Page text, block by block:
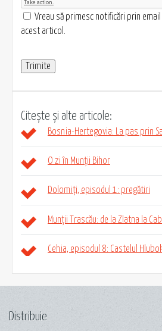
Vreau să primesc notificări prin
acest articol.
Citește și alte articole:
Bosnia-Hertegovia: La pas prin
O zi în Munții Bihor
Dolomiți, episodul 1: pregătiri
Munții Trascău: de la Zlatna la
Cehia, episodul 8: Castelul
Distribuie